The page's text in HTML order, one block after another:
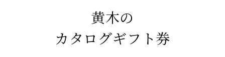
黄木の
カタログギフト券